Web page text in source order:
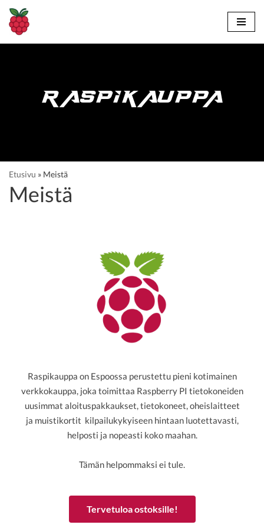
Siirry
suoraan
RASPIKAUPPA
Etusivu » Meistä
Meistä
Raspikauppa on Espoossa perustettu pieni kotimainen
verkkokauppa, joka toimittaa Raspberry PI tietokoneiden
uusimmat aloituspakkaukset, tietokoneet, oheislaitteet
ja muistikortit kilpailukykyiseen hintaan luotettavasti,
helposti ja nopeasti koko maahan.
Tämän helpommaksi ei tule.
Tervetuloa ostoksille!